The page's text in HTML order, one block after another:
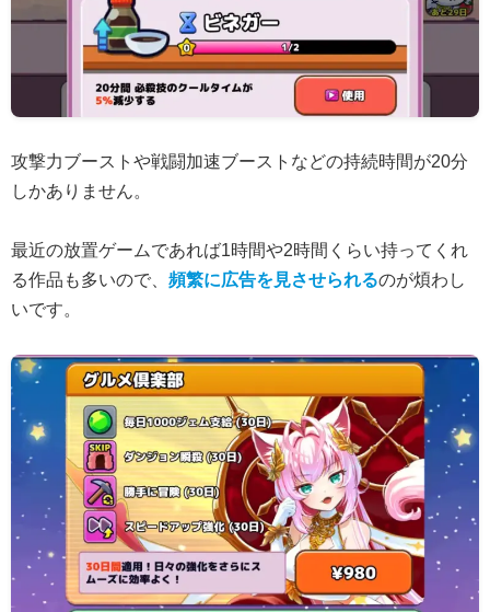
攻撃力ブーストや戦闘加速ブーストなどの持続時間が20分
しかありません。
最近の放置ゲームであれば1時間や2時間くらい持ってくれ
る作品も多いので、 頻繁に広告を見させられるのが煩わし
いです。